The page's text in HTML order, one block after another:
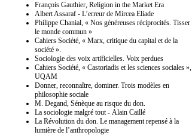
François Gauthier, Religion in the Market Era
Albert Assaraf - L’erreur de Mircea Eliade
Philippe Chanial, « Nos généreuses réciprocités. Tisser
le monde commun »
Cahiers Société, « Marx, critique du capital et de la
société ».
Sociologie des voix artificielles. Voix perdues
Cahiers Société, « Castoriadis et les sciences sociales »,
UQAM
Donner, reconnaître, dominer. Trois modèles en
philosophie sociale
M. Degand, Sénèque au risque du don.
La sociologie malgré tout - Alain Caillé
La Révolution du don. Le management repensé à la
lumière de l’anthropologie